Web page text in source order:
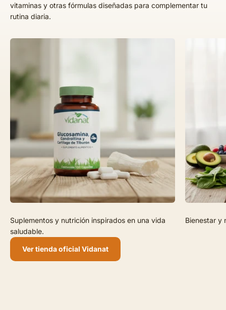
vitaminas y otras fórmulas diseñadas para complementar tu
rutina diaria.
Suplementos y nutrición inspirados en una vida
saludable.
Ver tienda oficial Vidanat
Bienestar y